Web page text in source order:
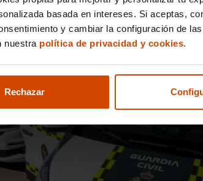
basada en intereses. Si aceptas,
y cambiar la configuración de
nuestra política de privacidad y cookies.
Rechazar